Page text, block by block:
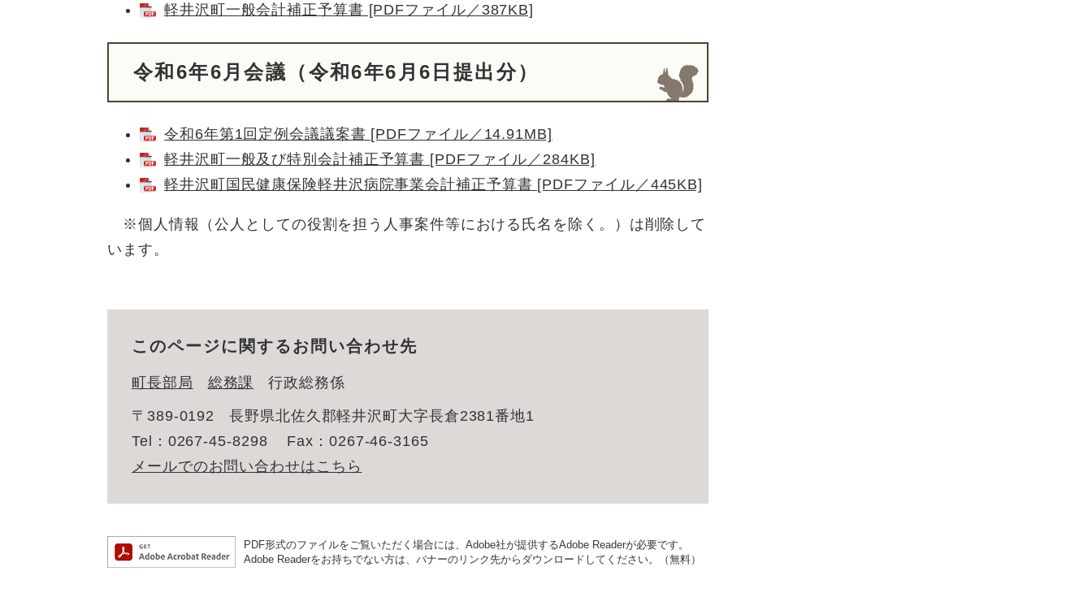
軽井沢町一般会計補正予算書 [PDFファイル／387KB]
令和6年6月会議（令和6年6月6日提出分）
令和6年第1回定例会議議案書 [PDFファイル／14.91MB]
軽井沢町一般及び特別会計補正予算書 [PDFファイル／284KB]
軽井沢町国民健康保険軽井沢病院事業会計補正予算書 [PDFファイル／445KB]
※個人情報（公人としての役割を担う人事案件等における氏名を除く。）は削除して
います。
このページに関するお問い合わせ先
町長部局 総務課 行政総務係
〒389-0192
長野県北佐久郡軽井沢町大字長倉2381番地1
Tel：0267-45-8298
Fax：0267-46-3165
メールでのお問い合わせはこちら
PDF形式のファイルをご覧いただく場合には、Adobe社が提供するAdobe Readerが必要です。
Adobe Readerをお持ちでない方は、バナーのリンク先からダウンロードしてください。（無料）